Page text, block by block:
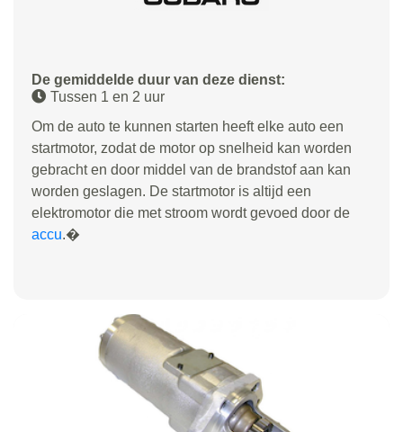
De gemiddelde duur van deze dienst:
Tussen 1 en 2 uur
Om de auto te kunnen starten heeft elke auto een
startmotor, zodat de motor op snelheid kan worden
gebracht en door middel van de brandstof aan kan
worden geslagen. De startmotor is altijd een
elektromotor die met stroom wordt gevoed door de
accu.�